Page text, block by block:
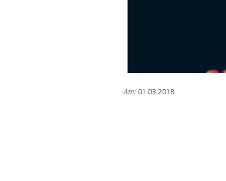
Am: 01.03.2018